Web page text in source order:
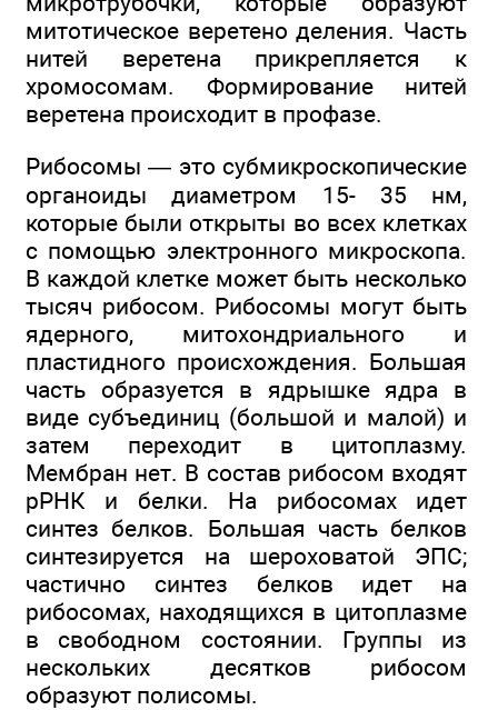
митотическое веретено деления. Часть
нитей веретена прикрепляется к
хромосомам. Формирование нитей
веретена происходит в профазе.
Рибосомы — это субмикроскопические
органоиды диаметром 15- 35 нм,
которые были открыты во всех клетках
с помощью электронного микроскопа.
В каждой клетке может быть несколько
тысяч рибосом. Рибосомы могут быть
ядерного, митохондриального и
пластидного происхождения. Большая
часть образуется в ядрышке ядра в
виде субъединиц (большой и малой) и
затем переходит в цитоплазму.
Мембран нет. В состав рибосом входят
рРНК и белки. На рибосомах идет
синтез белков. Большая часть белков
синтезируется на шероховатой ЭПС;
частично синтез белков идет на
рибосомах, находящихся в цитоплазме
в свободном состоянии. Группы из
нескольких десятков рибосом
образуют полисомы.